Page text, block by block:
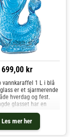
699,00 kr
Les mer her
vannkaraffel 1 L i blå
er et sjarmerende
hverdag og fest.
glasset har en
og et
fiskestjertgrep som
og godt grep. Den
gjør det enkelt